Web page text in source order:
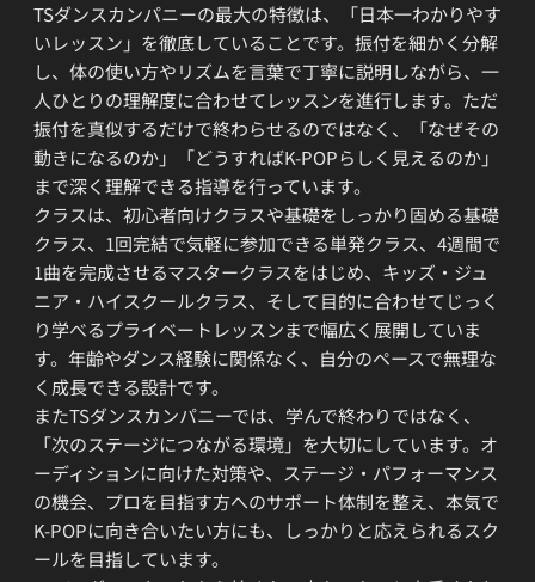
TSダンスカンパニーの最大の特徴は、「日本一わかりやす
いレッスン」を徹底していることです。振付を細かく分解
し、体の使い方やリズムを言葉で丁寧に説明しながら、一
人ひとりの理解度に合わせてレッスンを進行します。ただ
振付を真似するだけで終わらせるのではなく、「なぜその
動きになるのか」「どうすればK-POPらしく見えるのか」
まで深く理解できる指導を行っています。
クラスは、初心者向けクラスや基礎をしっかり固める基礎
クラス、1回完結で気軽に参加できる単発クラス、4週間で
1曲を完成させるマスタークラスをはじめ、キッズ・ジュ
ニア・ハイスクールクラス、そして目的に合わせてじっく
り学べるプライベートレッスンまで幅広く展開していま
す。年齢やダンス経験に関係なく、自分のペースで無理な
く成長できる設計です。
またTSダンスカンパニーでは、学んで終わりではなく、
「次のステージにつながる環境」を大切にしています。オ
ーディションに向けた対策や、ステージ・パフォーマンス
の機会、プロを目指す方へのサポート体制を整え、本気で
K-POPに向き合いたい方にも、しっかりと応えられるスク
ールを目指しています。